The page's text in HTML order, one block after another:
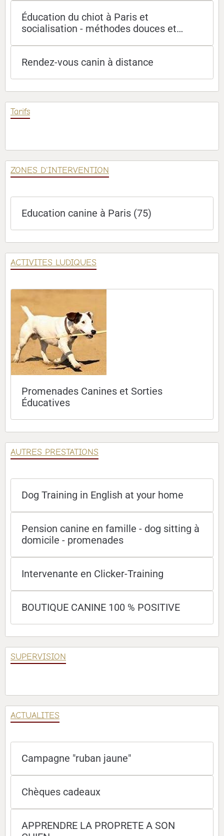
Éducation du chiot à Paris et
socialisation - méthodes douces et
Rendez-vous canin à distance
Tarifs
ZONES D'INTERVENTION
Education canine à Paris (75)
ACTIVITES LUDIQUES
Promenades Canines et Sorties
Éducatives
AUTRES PRESTATIONS
Dog Training in English at your home
Pension canine en famille - dog sitting à
domicile - promenades
Intervenante en Clicker-Training
BOUTIQUE CANINE 100 % POSITIVE
SUPERVISION
ACTUALITES
Campagne "ruban jaune"
Chèques cadeaux
APPRENDRE LA PROPRETE A SON